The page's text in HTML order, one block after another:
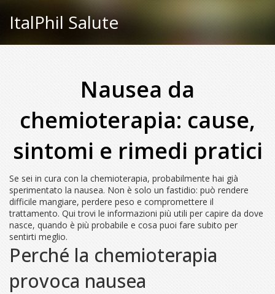
ItalPhil Salute
Nausea da
chemioterapia: cause,
sintomi e rimedi pratici
Se sei in cura con la chemioterapia, probabilmente hai già
sperimentato la nausea. Non è solo un fastidio: può rendere
difficile mangiare, perdere peso e compromettere il
trattamento. Qui trovi le informazioni più utili per capire da dove
nasce, quando è più probabile e cosa puoi fare subito per
sentirti meglio.
Perché la chemioterapia
provoca nausea